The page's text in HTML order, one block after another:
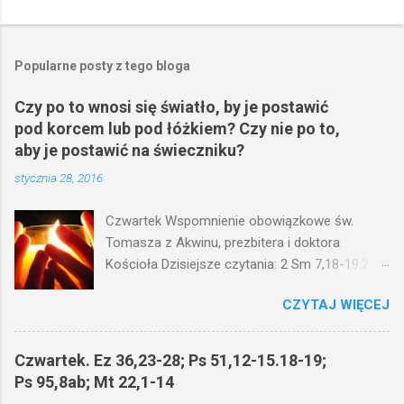
Popularne posty z tego bloga
Czy po to wnosi się światło, by je postawić
pod korcem lub pod łóżkiem? Czy nie po to,
aby je postawić na świeczniku?
stycznia 28, 2016
Czwartek Wspomnienie obowiązkowe św.
Tomasza z Akwinu, prezbitera i doktora
Kościoła Dzisiejsze czytania: 2 Sm 7,18-19.24-
(Mk 4,21-25) Jezus mówił ludowi: Czy po to
wnosi się światło, by je postawić pod korcem
na świeczniku? Nie ma bowiem nic ukrytego, co
by nie miało wyjść na jaw. Kto ma uszy do
CZYTAJ WIĘCEJ
Czwartek. Ez 36,23-28; Ps 51,12-15.18-19;
Ps 95,8ab; Mt 22,1-14